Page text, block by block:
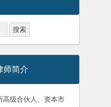
师简介
级合伙人、资本市